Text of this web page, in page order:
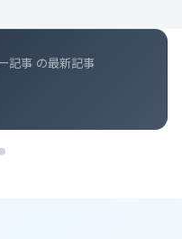
記事 の最新記事